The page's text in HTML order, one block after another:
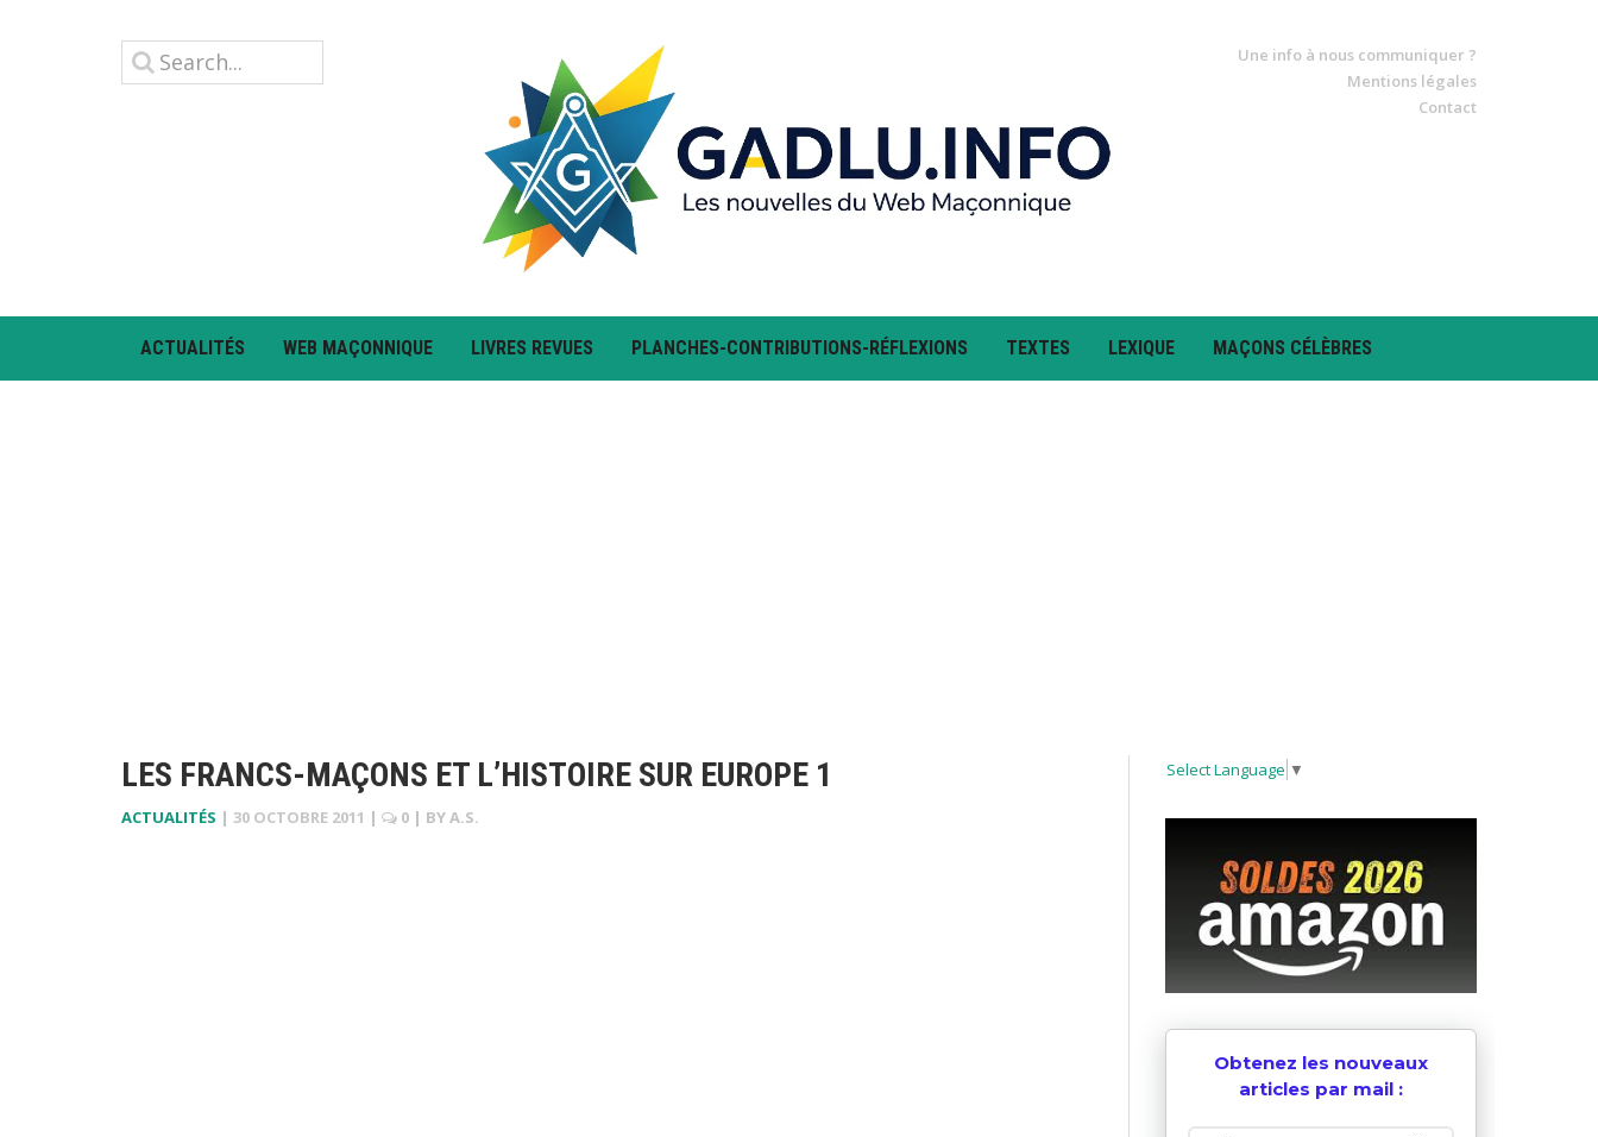
Une info à nous communiquer ?
Mentions légales
Contact
ACTUALITÉS WEB MAÇONNIQUE LIVRES REVUES PLANCHES-CONTRIBUTIONS-RÉFLEXIONS TEXTES LEXIQUE MAÇONS CÉLÈBRES
LES FRANCS-MAÇONS ET L’HISTOIRE SUR EUROPE 1
ACTUALITÉS | 30 OCTOBRE 2011 | 0 | BYA.S.
Select Language ▼
Obtenez les nouveaux
articles par mail :